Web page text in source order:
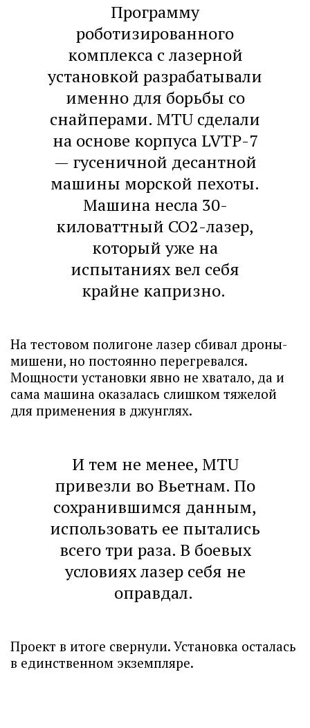
Программу
роботизированного
комплекса с лазерной
установкой разрабатывали
именно для борьбы со
снайперами. MTU сделали
на основе корпуса LVTP-7
— гусеничной десантной
машины морской пехоты.
Машина несла 30-
киловаттный CO2-лазер,
который уже на
испытаниях вел себя
крайне капризно.
На тестовом полигоне лазер сбивал дроны-
мишени, но постоянно перегревался.
Мощности установки явно не хватало, да и
сама машина оказалась слишком тяжелой
для применения в джунглях.
И тем не менее, MTU
привезли во Вьетнам. По
сохранившимся данным,
использовать ее пытались
всего три раза. В боевых
условиях лазер себя не
оправдал.
Проект в итоге свернули. Установка осталась
в единственном экземпляре.